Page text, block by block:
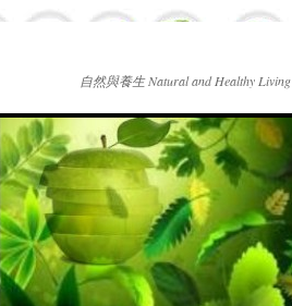
自然與養生 Natural and Healthy Living